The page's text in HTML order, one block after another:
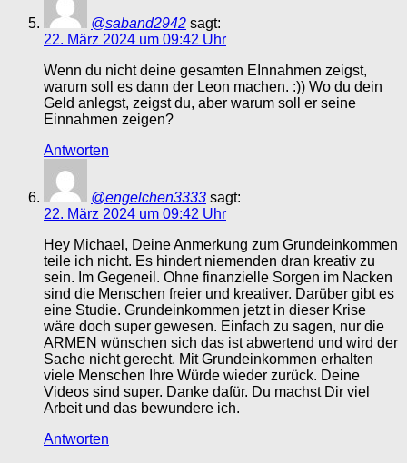
@saband2942 sagt:
22. März 2024 um 09:42 Uhr
Wenn du nicht deine gesamten EInnahmen zeigst,
warum soll es dann der Leon machen. :)) Wo du dein
Geld anlegst, zeigst du, aber warum soll er seine
Einnahmen zeigen?
Antworten
@engelchen3333 sagt:
22. März 2024 um 09:42 Uhr
Hey Michael, Deine Anmerkung zum Grundeinkommen
teile ich nicht. Es hindert niemenden dran kreativ zu
sein. Im Gegeneil. Ohne finanzielle Sorgen im Nacken
sind die Menschen freier und kreativer. Darüber gibt es
eine Studie. Grundeinkommen jetzt in dieser Krise
wäre doch super gewesen. Einfach zu sagen, nur die
ARMEN wünschen sich das ist abwertend und wird der
Sache nicht gerecht. Mit Grundeinkommen erhalten
viele Menschen Ihre Würde wieder zurück. Deine
Videos sind super. Danke dafür. Du machst Dir viel
Arbeit und das bewundere ich.
Antworten